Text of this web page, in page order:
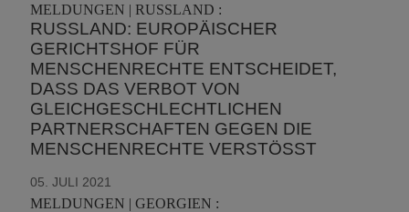
MELDUNGEN | RUSSLAND :
RUSSLAND: EUROPÄISCHER
GERICHTSHOF FÜR
MENSCHENRECHTE ENTSCHEIDET,
DASS DAS VERBOT VON
GLEICHGESCHLECHTLICHEN
PARTNERSCHAFTEN GEGEN DIE
MENSCHENRECHTE VERSTÖSST
05. JULI 2021
MELDUNGEN | GEORGIEN :